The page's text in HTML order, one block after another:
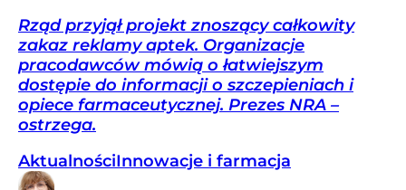
Rząd przyjął projekt znoszący całkowity
zakaz reklamy aptek. Organizacje
pracodawców mówią o łatwiejszym
dostępie do informacji o szczepieniach i
opiece farmaceutycznej. Prezes NRA –
ostrzega.
AktualnościInnowacje i farmacja